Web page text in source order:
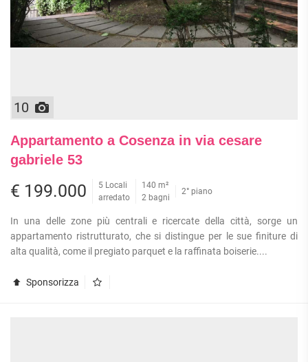
10
Appartamento a Cosenza in via cesare
gabriele 53
€ 199.000
5 Locali
arredato
140 m²
2 bagni
2° piano
In una delle zone più centrali e ricercate della città, sorge un
appartamento ristrutturato, che si distingue per le sue finiture di
alta qualità, come il pregiato parquet e la raffinata boiserie....
Sponsorizza